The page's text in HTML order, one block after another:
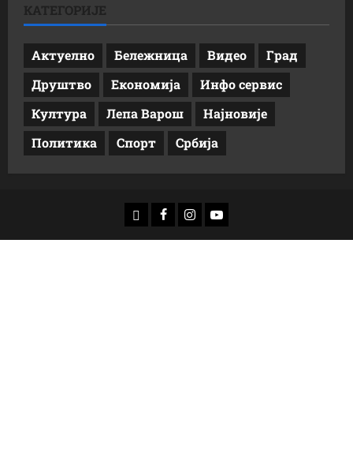
КАТЕГОРИЈЕ
Актуелно Бележница Видео
Град
Друштво
Економија
Инфо сервис
Култура
Лепа Варош
Најновије
Политика
Спорт Србија
доwнлоад
Фацебоок
Инстаграм
Yоутубе